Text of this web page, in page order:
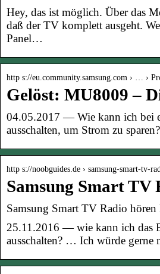
Hey, das ist möglich. Über das
daß der TV komplett ausgeht.
Panel…
http s://eu.community.samsung.com › … ›
Gelöst: MU8009 –
04.05.2017 — Wie kann ich bei
ausschalten, um Strom zu
http s://noobguides.de › samsung-smart-tv-
Samsung Smart TV
Samsung Smart TV Radio
25.11.2016 — wie kann ich das
ausschalten? … Ich würde gerne